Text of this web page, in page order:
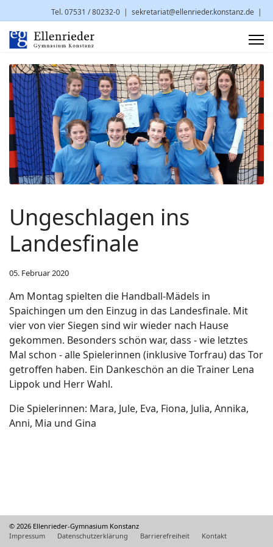
Tel. 07531 / 80232-0 | sekretariat@ellenrieder.konstanz.de |
Brauneggerstr. 29 | 78462 Konstanz
Ungeschlagen ins
Landesfinale
05. Februar 2020
Am Montag spielten die Handball-Mädels in
Spaichingen um den Einzug in das Landesfinale. Mit
vier von vier Siegen sind wir wieder nach Hause
gekommen. Besonders schön war, dass - wie letztes
Mal schon - alle Spielerinnen (inklusive Torfrau) das Tor
getroffen haben. Ein Dankeschön an die Trainer Lena
Lippok und Herr Wahl.
Die Spielerinnen: Mara, Jule, Eva, Fiona, Julia, Annika,
Anni, Mia und Gina
© 2026 Ellenrieder-Gymnasium Konstanz
Impressum
Datenschutzerklärung Barrierefreiheit Kontakt